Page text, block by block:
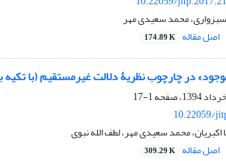
محمد سعیدی مهر
اصل مقاله 174.89 K
در چارچوب نظریۀ دلالت غیرمستقیم (با تکیه
1-17
10.22059/
محمد سعیدی مهر، لطف الله نبوی
اصل مقاله 309.29 K